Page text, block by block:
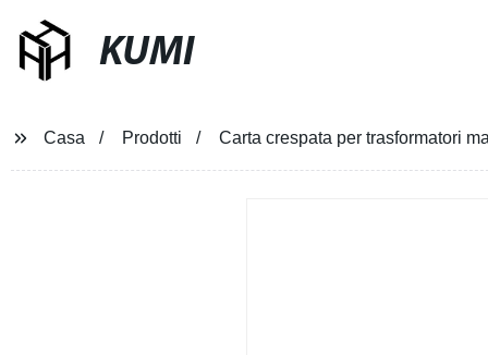
KUMI
Casa Prodotti Carta crespata per trasformatori